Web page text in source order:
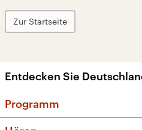
Zur Startseite
Entdecken Sie
Programm